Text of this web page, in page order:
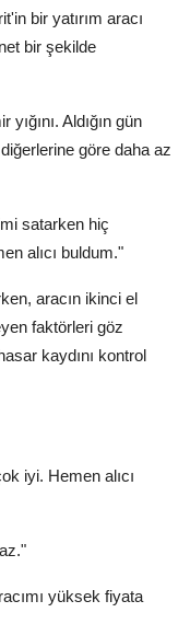
bir yatırım aracı
bir şekilde
Aldığın gün
göre daha az
satarken hiç
alıcı buldum."
aracın ikinci el
faktörleri göz
kaydını kontrol
iyi. Hemen alıcı
yüksek fiyata